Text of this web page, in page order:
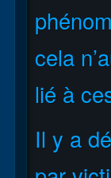
cela
lié à
Il y a